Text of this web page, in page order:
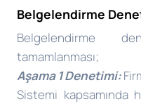
Belgelendirme
Belgelendirme
tamamlanması;
Aşama 1 Denetimi:
Sistemi kapsamında